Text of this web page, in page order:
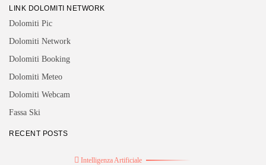
LINK DOLOMITI NETWORK
Dolomiti Pic
Dolomiti Network
Dolomiti Booking
Dolomiti Meteo
Dolomiti Webcam
Fassa Ski
RECENT POSTS
Intelligenza Artificiale